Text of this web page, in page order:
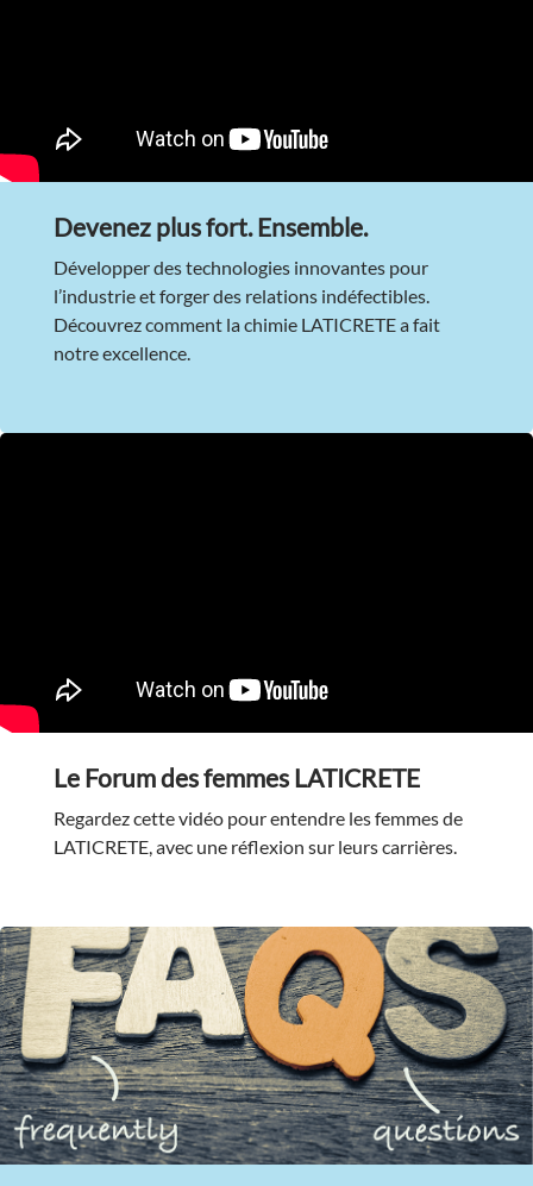
Devenez plus fort. Ensemble.
Développer des technologies innovantes pour
l’industrie et forger des relations indéfectibles.
Découvrez comment la chimie LATICRETE a fait
notre excellence.
Le Forum des femmes LATICRETE
Regardez cette vidéo pour entendre les femmes de
LATICRETE, avec une réflexion sur leurs carrières.